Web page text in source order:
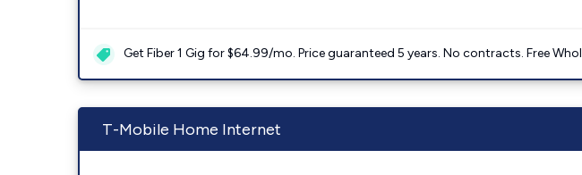
Get Fiber 1 Gig for $64.99/mo. Price guaranteed 5 years. No contracts. Free
T-Mobile Home Internet